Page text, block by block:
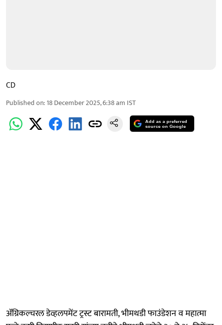
CD
Published on:18 December 2025, 6:38 am IST
Add as a preferred
source on Google
ॲग्रिकल्चरल डेव्हलपमेंट ट्रस्ट बारामती, भीमथडी फाउंडेशन व महात्मा